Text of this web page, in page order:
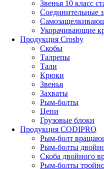
Звенья 10 класс
Соединительные
Укорачивающие
Продукция Crosby
Скобы
Талрепы
Тали
Крюки
Звенья
Захваты
Рым-болты
Цепи
Грузовые блоки
Продукция CODIPRO
Рым-болт
Рым-болты
Скоба двойного
Рым-болты